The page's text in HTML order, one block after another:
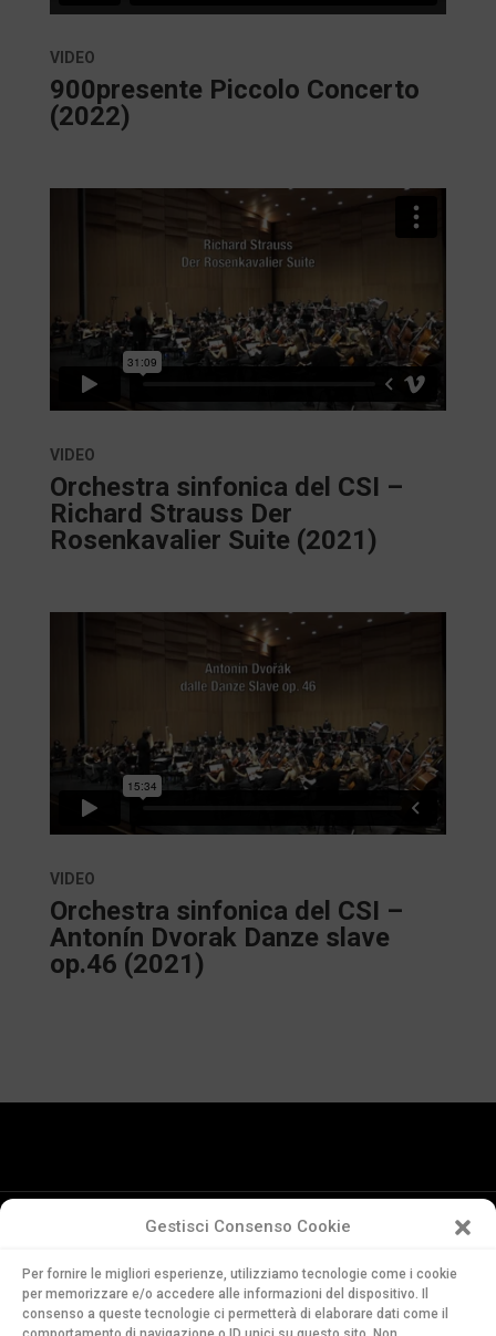
Gestisci Consenso Cookie
Per fornire le migliori esperienze, utilizziamo tecnologie come i cookie
per memorizzare e/o accedere alle informazioni del dispositivo. Il
consenso a queste tecnologie ci permetterà di elaborare dati come il
900presente Piccolo Concerto
(2022)
VIDEO
Orchestra sinfonica del CSI –
Richard Strauss Der
Rosenkavalier Suite (2021)
VIDEO
Orchestra sinfonica del CSI –
Antonín Dvorak Danze slave
op.46 (2021)
VIDEO
della Svizzera Italiana
Via Soldino 9